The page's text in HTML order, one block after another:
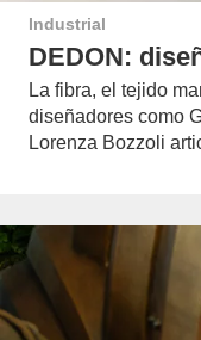
Industrial
DEDON:
La fibra, el tejido
diseñadores como
Lorenza Bozzoli